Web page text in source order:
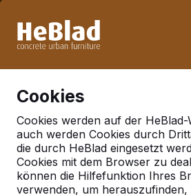
Woche 33 nicht. Bitte
Cookies
Cookies werden auf der HeBlad-
auch werden Cookies durch
die durch HeBlad eingesetzt
Cookies mit dem Browser zu
können die Hilfefunktion Ihres
verwenden, um herauszufinden,
Deutschland
Referenties in: